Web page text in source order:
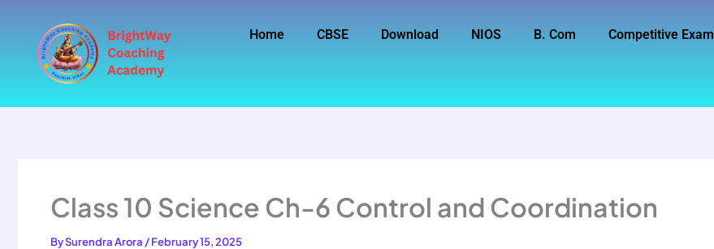
content
Home CBSE Download NIOS B. Com Competitive Exam
Class 10 Science Ch-6 Control and Coordination
BySurendra Arora /February 15, 2025